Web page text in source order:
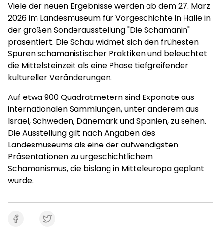
Viele der neuen Ergebnisse werden ab dem 27. März
2026 im Landesmuseum für Vorgeschichte in Halle in
der großen Sonderausstellung "Die Schamanin"
präsentiert. Die Schau widmet sich den frühesten
Spuren schamanistischer Praktiken und beleuchtet
die Mittelsteinzeit als eine Phase tiefgreifender
kultureller Veränderungen.
Auf etwa 900 Quadratmetern sind Exponate aus
internationalen Sammlungen, unter anderem aus
Israel, Schweden, Dänemark und Spanien, zu sehen.
Die Ausstellung gilt nach Angaben des
Landesmuseums als eine der aufwendigsten
Präsentationen zu urgeschichtlichem
Schamanismus, die bislang in Mitteleuropa geplant
wurde.